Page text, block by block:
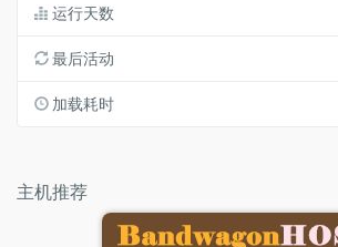
运行天数
最后活动
加载耗时
主机推荐